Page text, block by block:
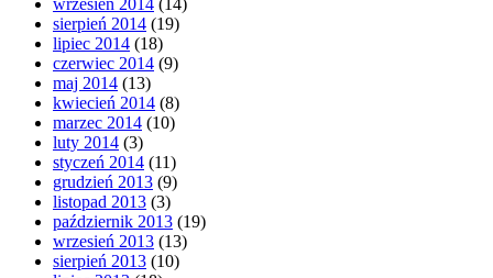
wrzesień 2014 (14)
sierpień 2014 (19)
lipiec 2014 (18)
czerwiec 2014 (9)
maj 2014 (13)
kwiecień 2014 (8)
marzec 2014 (10)
luty 2014 (3)
styczeń 2014 (11)
grudzień 2013 (9)
listopad 2013 (3)
październik 2013 (19)
wrzesień 2013 (13)
sierpień 2013 (10)